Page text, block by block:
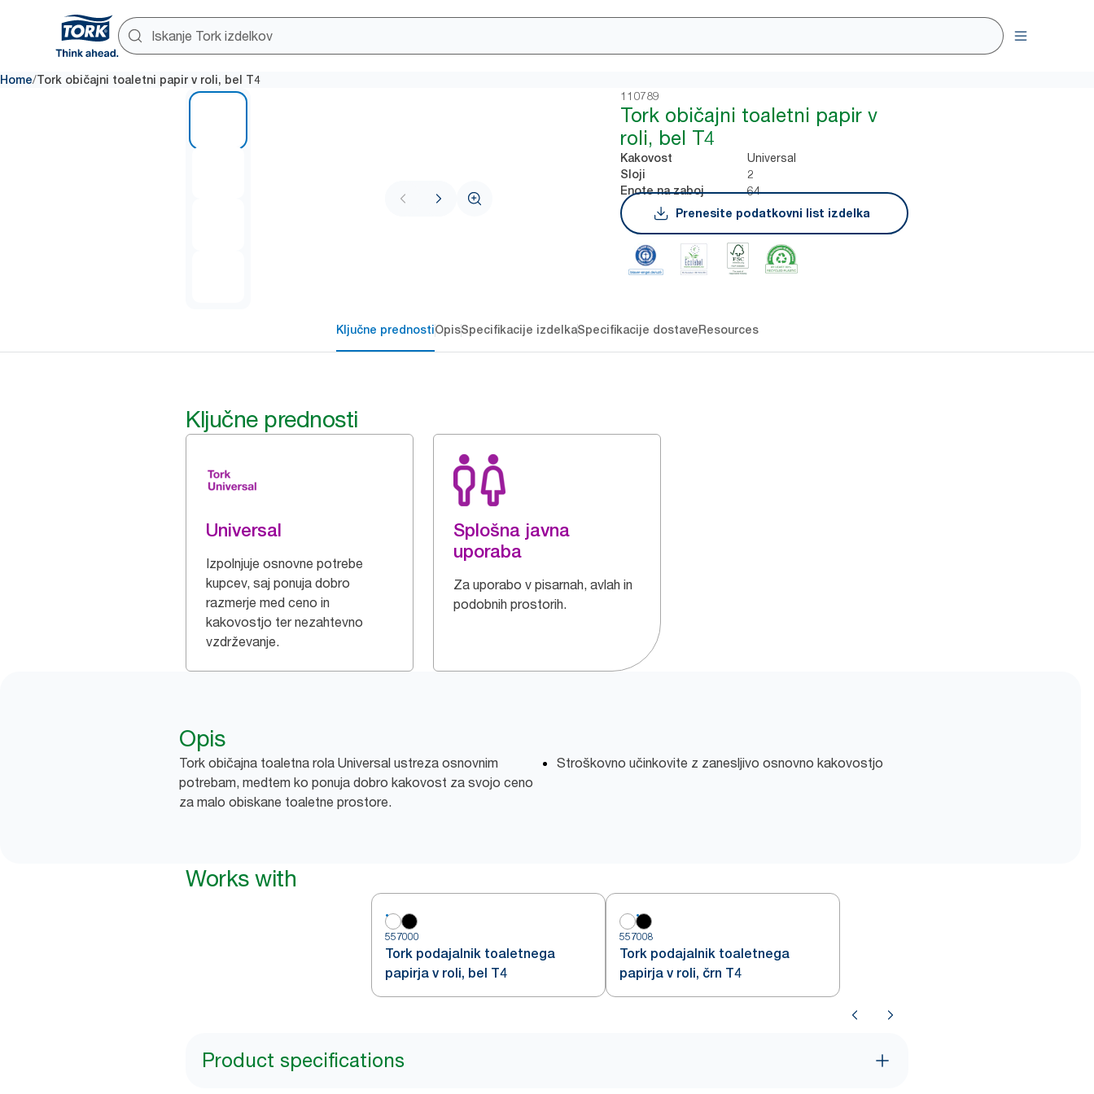
Home/Tork običajni toaletni papir v roli, bel T4
110789
Tork običajni toaletni papir v
roli, bel T4
Kakovost Universal
Sloji 2
Enote na zaboj
64
Prenesite podatkovni list izdelka
Ključne prednostiOpisSpecifikacije izdelkaSpecifikacije dostaveResources
Ključne prednosti
Universal
Izpolnjuje osnovne potrebe
kupcev, saj ponuja dobro
razmerje med ceno in
kakovostjo ter nezahtevno
vzdrževanje.
Splošna javna
uporaba
Za uporabo v pisarnah, avlah in
podobnih prostorih.
Opis
Tork običajna toaletna rola Universal ustreza osnovnim
potrebam, medtem ko ponuja dobro kakovost za svojo ceno
za malo obiskane toaletne prostore.
Stroškovno učinkovite z zanesljivo osnovno kakovostjo
Works with
557000
Tork podajalnik toaletnega
papirja v roli, bel T4
557008
Tork podajalnik toaletnega
papirja v roli, črn T4
Product specifications